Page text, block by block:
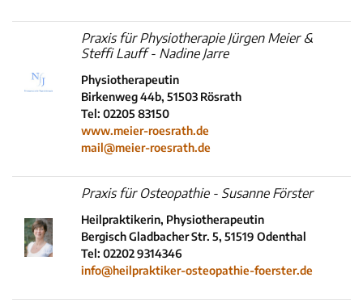
Praxis für Physiotherapie Jürgen Meier &
Steffi Lauff - Nadine Jarre
Physiotherapeutin
Birkenweg 44b, 51503 Rösrath
Tel: 02205 83150
www.meier-roesrath.de
mail@meier-roesrath.de
Praxis für Osteopathie - Susanne Förster
Heilpraktikerin, Physiotherapeutin
Bergisch Gladbacher Str. 5, 51519 Odenthal
Tel: 02202 9314346
info@heilpraktiker-osteopathie-foerster.de